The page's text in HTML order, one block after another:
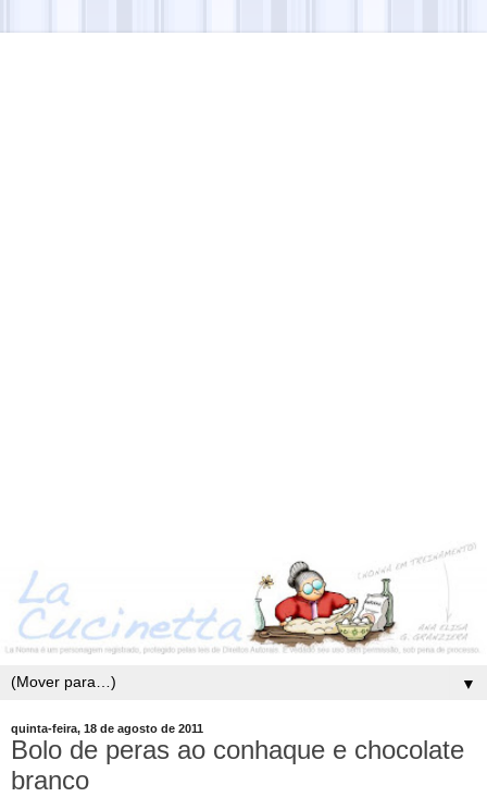
▼
quinta-feira, 18 de agosto de 2011
Bolo de peras ao conhaque e chocolate
branco